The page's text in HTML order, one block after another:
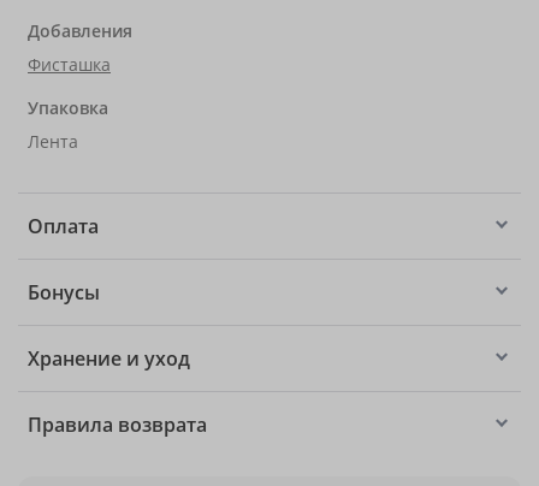
Добавления
Фисташка
Упаковка
Лента
Оплата
Бонусы
Хранение и уход
Правила возврата